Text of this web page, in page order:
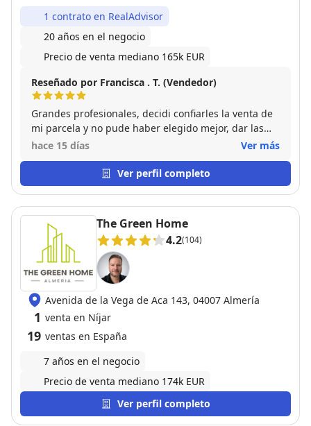
1 contrato en RealAdvisor
20 años en el negocio
Precio de venta mediano 165k EUR
Reseñado por Francisca . T. (Vendedor)
Grandes profesionales, decidi confiarles la venta de
mi parcela y no pude haber elegido mejor, dar las
gracias a José Villegas por su honestidad,
cuando a alguien le apasiona su trabajo, los tramites
muy rapidos, todo de diez
hace 15 días Ver más
Ver perfil completo
The Green Home
4.2(104)
Avenida de la Vega de Aca 143, 04007 Almería
1 venta en Níjar
19 ventas en España
7 años en el negocio
Precio de venta mediano 174k EUR
Ver perfil completo